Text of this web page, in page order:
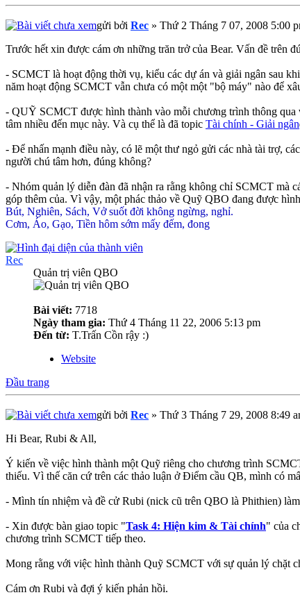
gửi bởi Rec » Thứ 2 Tháng 7 07, 2008 5:00
Trước hết xin được cám ơn những trăn trở của Bear. Vấn đề trên
- SCMCT là hoạt động thời vụ, kiểu các dự án và giải ngân sau
năm hoạt động SCMCT vẫn chưa có một một "bộ máy" nào để
- QUỸ SCMCT được hình thành vào mỗi chương trình thông qua
tâm nhiều đến mục này. Và cụ thể là đã topic Tài chính - Giải ngân
- Để nhấn mạnh điều này, có lẽ một thư ngỏ gửi các nhà tài trợ,
người chú tâm hơn, đúng không?
- Nhóm quản lý diễn đàn đã nhận ra rằng không chỉ SCMCT mà
góp thêm của. Vì vậy, một phác thảo về Quỹ QBO đang được
Bút, Nghiên, Sách, Vở suốt đời không ngừng, nghỉ.
Cơm, Áo, Gạo, Tiền hôm sớm mấy đếm, đong
Rec
Quản trị viên QBO
Bài viết: 7718
Ngày tham gia: Thứ 4 Tháng 11 22, 2006 5:13 pm
Đến từ: T.Trấn Cồn rậy :)
Website
Đầu trang
gửi bởi Rec » Thứ 3 Tháng 7 29, 2008 8:49
Hi Bear, Rubi & All,
Ý kiến về việc hình thành một Quỹ riêng cho chương trình
thiếu. Vì thế căn cứ trên các thảo luận ở Điểm cầu QB, mình có
- Mình tín nhiệm và đề cử Rubi (nick cũ trên QBO là Phithien)
- Xin được bàn giao topic "Task 4: Hiện kim & Tài chính" của
chương trình SCMCT tiếp theo.
Mong rằng với việc hình thành Quỹ SCMCT với sự quản lý chặt
Cám ơn Rubi và đợi ý kiến phản hồi.